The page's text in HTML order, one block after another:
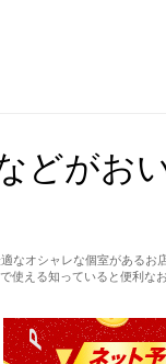
どがお
なオシャレな個室があるお
える知っていると便利な